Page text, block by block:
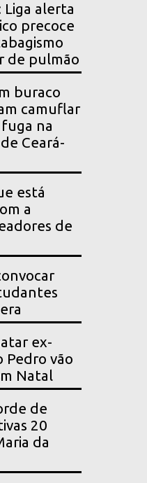
Liga alerta
precoce
de pulmão
buraco
camuflar
na
Ceará-
está
a
de
ex-
Pedro vão
Natal
de
20
da